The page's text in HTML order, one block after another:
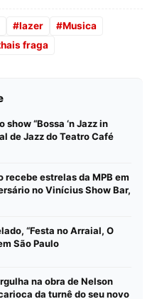
#lazer #Musica
fraga
show “Bossa ‘n Jazz in
de Jazz do Teatro Café
estrelas da MPB em
no Vinícius Show Bar,
“Festa no Arraial, O
São Paulo
na obra de Nelson
da turnê do seu novo